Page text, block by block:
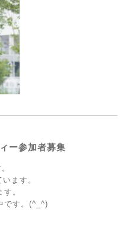
ー参加者募集
ます。
。
です。(^_^)